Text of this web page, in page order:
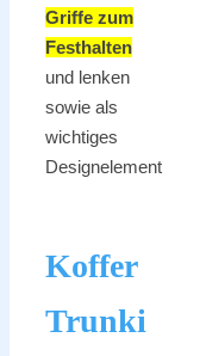
Griffe zum
Festhalten
und lenken
sowie als
wichtiges
Designelement
Koffer
Trunki